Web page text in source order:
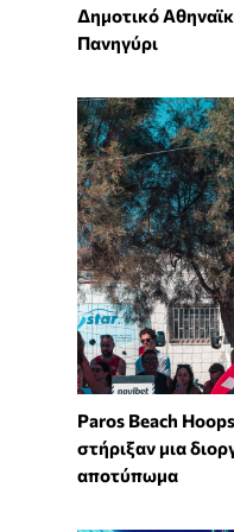
Δημοτικό
Πανηγύρι
Paros Beach
στήριξαν μια
αποτύπωμα